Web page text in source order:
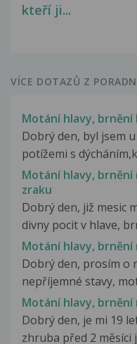
kteří ji...
VÍCE DOTAZŮ Z
Motání hlavy,
Dobrý den, byl jsem
potížemi s
Motání hlavy,
zraku
Dobrý den, již mesic
divny pocit v hlave,
Motání hlavy, brnění
Dobrý den, prosím o
nepříjemné stavy,
Motání hlavy,
Dobrý den, je mi 19
zhruba před 2 měsíci